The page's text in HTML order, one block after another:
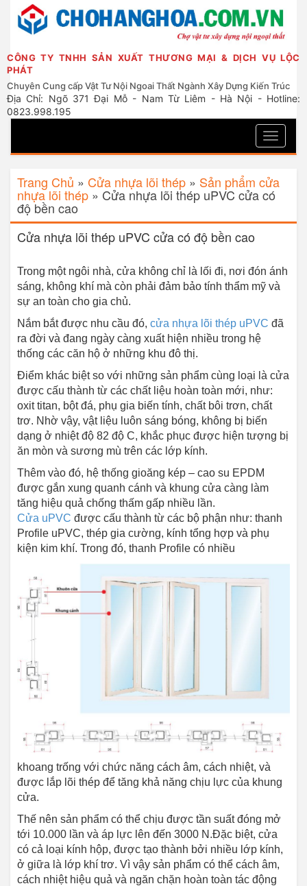
CÔNG TY TNHH SẢN XUẤT THƯƠNG MẠI & DỊCH VỤ LỘC
PHÁT
Chuyên Cung cấp Vật Tư Nội Ngoai Thất Ngành Xây Dựng Kiến Trúc
Địa Chỉ: Ngõ 371 Đại Mỗ - Nam Từ Liêm - Hà Nội - Hotline:
0823.998.195
Toggle
Trang Chủ » Cửa nhựa lõi thép » Sản phẩm cửa
nhựa lõi thép » Cửa nhựa lõi thép uPVC cửa có
độ bền cao
Cửa nhựa lõi thép uPVC cửa có độ bền cao
Trong một ngôi nhà, cửa không chỉ là lối đi, nơi đón ánh
sáng, không khí mà còn phải đảm bảo tính thẩm mỹ và
sự an toàn cho gia chủ.
Nắm bắt được nhu cầu đó, cửa nhựa lõi thép uPVC đã
ra đời và đang ngày càng xuất hiện nhiều trong hệ
thống các căn hộ ở những khu đô thị.
Điểm khác biệt so với những sản phẩm cùng loại là cửa
được cấu thành từ các chất liệu hoàn toàn mới, như:
oxit titan, bột đá, phụ gia biến tính, chất bôi trơn, chất
trơ. Nhờ vậy, vật liệu luôn sáng bóng, không bị biến
dạng ở nhiệt độ 82 độ C, khắc phục được hiện tượng bị
ăn mòn và sương mù trên các lớp kính.
Thêm vào đó, hệ thống gioăng kép – cao su EPDM
được gắn xung quanh cánh và khung cửa càng làm
tăng hiệu quả chống thấm gấp nhiều lần.
Cửa uPVC được cấu thành từ các bộ phận như: thanh
Profile uPVC, thép gia cường, kính tổng hợp và phụ
kiện kim khí. Trong đó, thanh Profile có nhiều
khoang trống với chức năng cách âm, cách nhiệt, và
được lắp lõi thép để tăng khả năng chịu lực của khung
cửa.
Thế nên sản phẩm có thể chịu được tần suất đóng mở
tới 10.000 lần và áp lực lên đến 3000 N.Đặc biệt, cửa
có cả loại kính hộp, được tạo thành bởi nhiều lớp kính,
ở giữa là lớp khí trơ. Vì vậy sản phẩm có thể cách âm,
cách nhiệt hiệu quả và ngăn chặn hoàn toàn tác động